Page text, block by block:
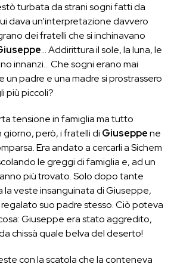
turbata da strani sogni fatti da
dava un’interpretazione davvero
dei fratelli che si inchinavano
… Addirittura il sole, la luna, le
innanzi… Che sogni erano mai
un padre e una madre si prostrassero
più piccoli?
tensione in famiglia ma tutto
giorno, però, i fratelli di Giuseppene
Era andato a cercarli a Sichem
le greggi di famiglia e, ad un
più trovato. Solo dopo tante
la veste insanguinata di Giuseppe,
suo padre stesso. Ciò poteva
Giuseppe era stato aggredito,
chissà quale belva del deserto!
con la scatola che la conteneva